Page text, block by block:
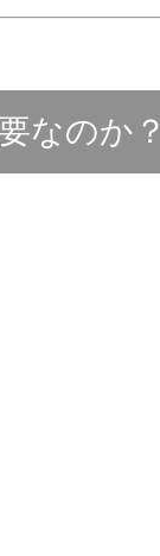
なのか？